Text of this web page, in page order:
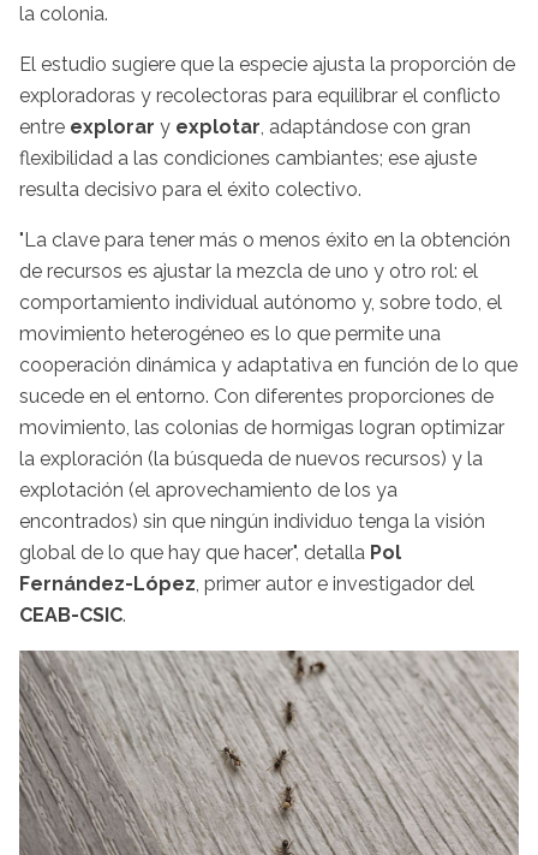
la colonia.
El estudio sugiere que la especie ajusta la proporción de
exploradoras y recolectoras para equilibrar el conflicto
entre explorar y explotar, adaptándose con gran
flexibilidad a las condiciones cambiantes; ese ajuste
resulta decisivo para el éxito colectivo.
"La clave para tener más o menos éxito en la obtención
de recursos es ajustar la mezcla de uno y otro rol: el
comportamiento individual autónomo y, sobre todo, el
movimiento heterogéneo es lo que permite una
cooperación dinámica y adaptativa en función de lo que
sucede en el entorno. Con diferentes proporciones de
movimiento, las colonias de hormigas logran optimizar
la exploración (la búsqueda de nuevos recursos) y la
explotación (el aprovechamiento de los ya
encontrados) sin que ningún individuo tenga la visión
global de lo que hay que hacer", detalla Pol
Fernández-López, primer autor e investigador del
CEAB-CSIC.